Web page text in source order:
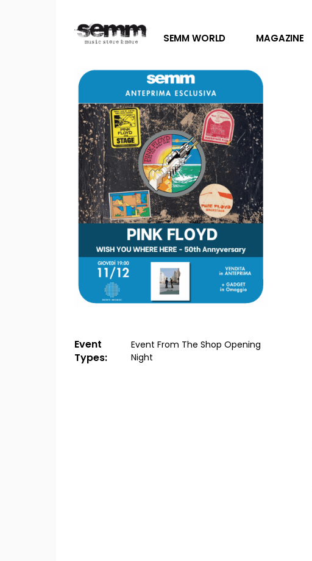
SEMM WORLD MAGAZINE
Event
Types
Event From The Shop Opening
Night